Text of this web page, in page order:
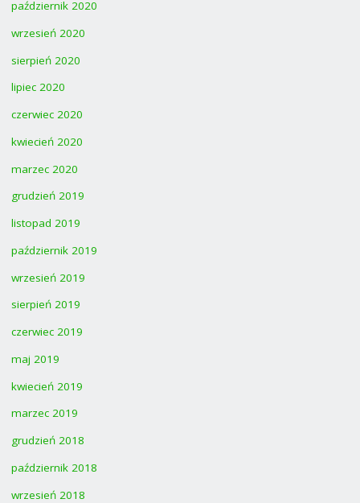
październik 2020
wrzesień 2020
sierpień 2020
lipiec 2020
czerwiec 2020
kwiecień 2020
marzec 2020
grudzień 2019
listopad 2019
październik 2019
wrzesień 2019
sierpień 2019
czerwiec 2019
maj 2019
kwiecień 2019
marzec 2019
grudzień 2018
październik 2018
wrzesień 2018